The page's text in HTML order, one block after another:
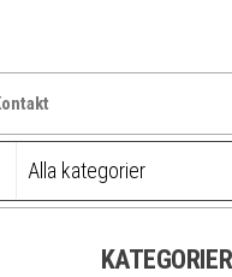
KATEGORIER